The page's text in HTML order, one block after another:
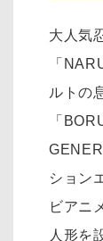
大人気
「
ルトの
「
ション
ビアニ
人形を